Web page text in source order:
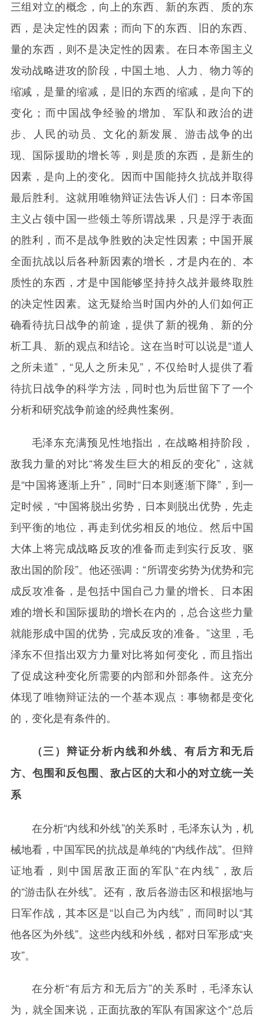
三组对立的概念，向上的东西、新的东西、质的东
西，是决定性的因素；而向下的东西、旧的东西、
量的东西，则不是决定性的因素。在日本帝国主义
发动战略进攻的阶段，中国土地、人力、物力等的
缩减，是量的缩减，是旧的东西的缩减，是向下的
变化；而中国战争经验的增加、军队和政治的进
步、人民的动员、文化的新发展、游击战争的出
现、国际援助的增长等，则是质的东西，是新生的
因素，是向上的变化。因而中国能持久抗战并取得
最后胜利。这就用唯物辩证法告诉人们：日本帝国
主义占领中国一些领土等所谓战果，只是浮于表面
的胜利，而不是战争胜败的决定性因素；中国开展
全面抗战以后各种新因素的增长，才是内在的、本
质性的东西，才是中国能够坚持持久战并最终取胜
的决定性因素。这无疑给当时国内外的人们如何正
确看待抗日战争的前途，提供了新的视角、新的分
析工具、新的观点和结论。这在当时可以说是“道人
之所未道”，“见人之所未见”，不仅给时人提供了看
待抗日战争的科学方法，同时也为后世留下了一个
分析和研究战争前途的经典性案例。
毛泽东充满预见性地指出，在战略相持阶段，
敌我力量的对比“将发生巨大的相反的变化”，这就
是“中国将逐渐上升”，同时“日本则逐渐下降”，到一
定时候，“中国将脱出劣势，日本则脱出优势，先走
到平衡的地位，再走到优劣相反的地位。然后中国
大体上将完成战略反攻的准备而走到实行反攻、驱
敌出国的阶段”。他还强调：“所谓变劣势为优势和完
成反攻准备，是包括中国自己力量的增长、日本困
难的增长和国际援助的增长在内的，总合这些力量
就能形成中国的优势，完成反攻的准备。”这里，毛
泽东不但指出双方力量对比将如何变化，而且指出
了促成这种变化所需要的内部和外部条件。这充分
体现了唯物辩证法的一个基本观点：事物都是变化
的，变化是有条件的。
（三）辩证分析内线和外线、有后方和无后
方、包围和反包围、敌占区的大和小的对立统一关
系
在分析“内线和外线”的关系时，毛泽东认为，机
械地看，中国军民的抗战是单纯的“内线作战”。但辩
证地看，则中国居敌正面的军队“在内线”，敌后
的“游击队在外线”。还有，敌后各游击区和根据地与
日军作战，其本区是“以自己为内线”，而同时以“其
他各区为外线”。这些内线和外线，都对日军形成“夹
攻”。
在分析“有后方和无后方”的关系时，毛泽东认
为，就全国来说，正面抗敌的军队有国家这个“总后